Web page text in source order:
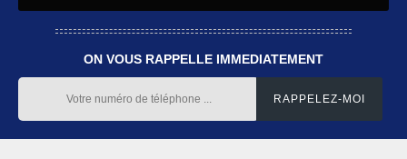
ON VOUS RAPPELLE IMMEDIATEMENT